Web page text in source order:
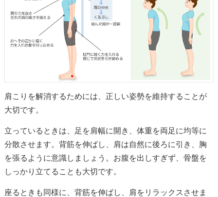
肩こりを解消するためには、正しい姿勢を維持することが
大切です。
立っているときは、足を肩幅に開き、体重を両足に均等に
分散させます。背筋を伸ばし、肩は自然に後ろに引き、胸
を張るように意識しましょう。お腹を出しすぎず、骨盤を
しっかり立てることも大切です。
座るときも同様に、背筋を伸ばし、肩をリラックスさせま